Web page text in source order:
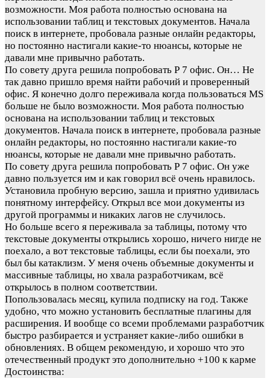
возможности. Моя работа полностью основана на
использовании таблиц и текстовых документов. Начала
поиск в интернете, пробовала разные онлайн редакторы,
но постоянно настигали какие-то нюансы, которые не
давали мне привычно работать.
По совету друга решила попробовать Р 7 офис. Он… Не
так давно пришло время найти рабочий и проверенный
офис. Я конечно долго переживала когда пользоваться MS
больше не было возможности. Моя работа полностью
основана на использовании таблиц и текстовых
документов. Начала поиск в интернете, пробовала разные
онлайн редакторы, но постоянно настигали какие-то
нюансы, которые не давали мне привычно работать.
По совету друга решила попробовать Р 7 офис. Он уже
давно пользуется им и как говорил всё очень нравилось.
Установила пробную версию, зашла и приятно удивилась
понятному интерфейсу. Открыл все мои документы из
другой программы и никаких лагов не случилось.
Но больше всего я переживала за таблицы, потому что
текстовые документы открылись хорошо, ничего нигде не
поехало, а вот текстовые таблицы, если бы поехали, это
был бы катаклизм. У меня очень объемные документы и
массивные таблицы, но хвала разработчикам, всё
открылось в полном соответствии.
Попользовалась месяц, купила подписку на год. Также
удобно, что можно установить бесплатные плагины для
расширения. И вообще со всеми проблемами разработчик
быстро разбирается и устраняет какие-либо ошибки в
обновлениях. В общем рекомендую, и хорошо что это
отечественный продукт это дополнительно +100 к карме
Достоинства: